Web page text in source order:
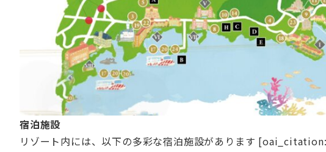
宿泊施設
リゾート内には、以下の多彩な宿泊施設があります